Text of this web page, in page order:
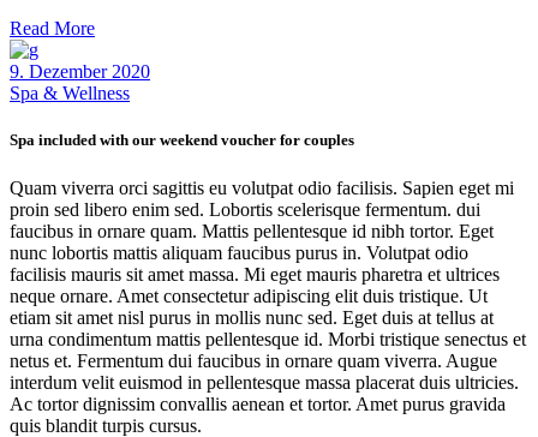
Read More
9. Dezember 2020
Spa & Wellness
Spa included with our weekend voucher for couples
Quam viverra orci sagittis eu volutpat odio facilisis. Sapien eget mi
proin sed libero enim sed. Lobortis scelerisque fermentum. dui
faucibus in ornare quam. Mattis pellentesque id nibh tortor. Eget
nunc lobortis mattis aliquam faucibus purus in. Volutpat odio
facilisis mauris sit amet massa. Mi eget mauris pharetra et ultrices
neque ornare. Amet consectetur adipiscing elit duis tristique. Ut
etiam sit amet nisl purus in mollis nunc sed. Eget duis at tellus at
urna condimentum mattis pellentesque id. Morbi tristique senectus et
netus et. Fermentum dui faucibus in ornare quam viverra. Augue
interdum velit euismod in pellentesque massa placerat duis ultricies.
Ac tortor dignissim convallis aenean et tortor. Amet purus gravida
quis blandit turpis cursus.